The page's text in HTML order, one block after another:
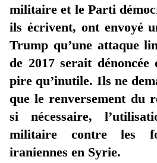
militaire et le Parti
ils écrivent, ont envoyé
Trump qu’une attaque
de 2017 serait dénoncée
pire qu’inutile. Ils ne
que le renversement du
si nécessaire,
militaire contre les
iraniennes en Syrie.